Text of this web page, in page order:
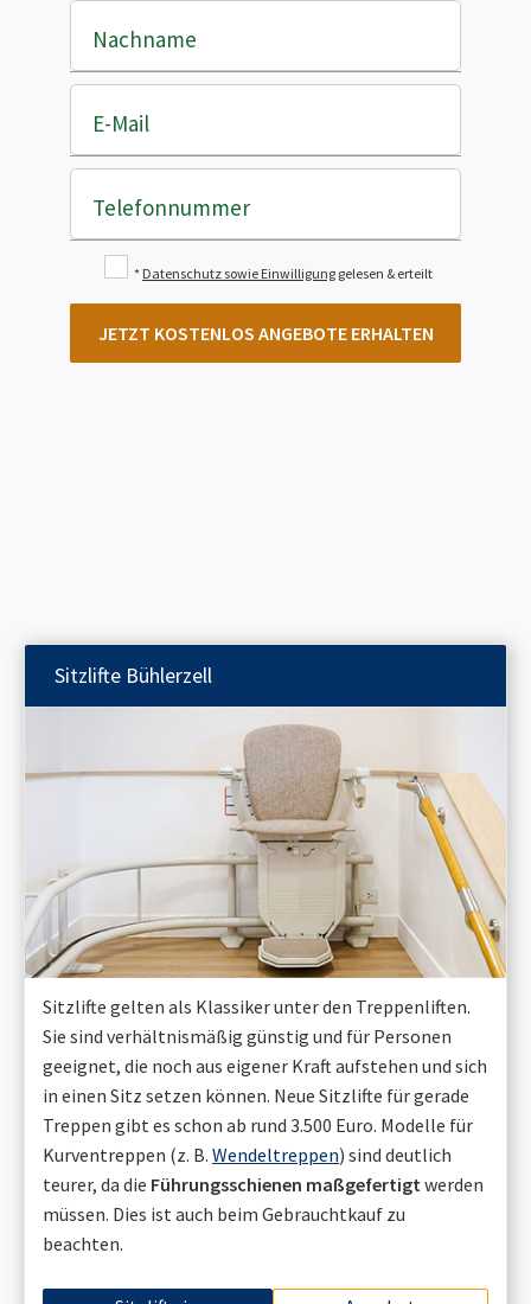
Nachname
E-Mail
Telefonnummer
* Datenschutz sowie Einwilligung gelesen & erteilt
JETZT KOSTENLOS ANGEBOTE ERHALTEN
Sitzlifte Bühlerzell
Sitzlifte gelten als Klassiker unter den Treppenliften.
Sie sind verhältnismäßig günstig und für Personen
geeignet, die noch aus eigener Kraft aufstehen und sich
in einen Sitz setzen können. Neue Sitzlifte für gerade
Treppen gibt es schon ab rund 3.500 Euro. Modelle für
Kurventreppen (z. B. Wendeltreppen) sind deutlich
teurer, da die Führungsschienen maßgefertigt werden
müssen. Dies ist auch beim Gebrauchtkauf zu
beachten.